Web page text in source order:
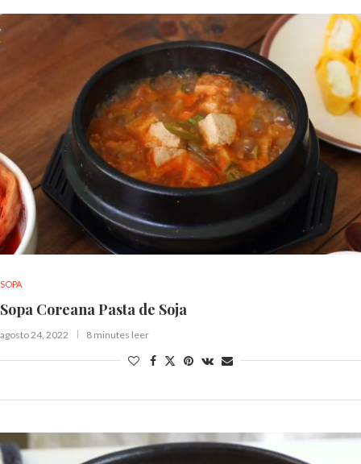
SOPA
Sopa Coreana Pasta de Soja
agosto 24, 2022 8 minutes leer